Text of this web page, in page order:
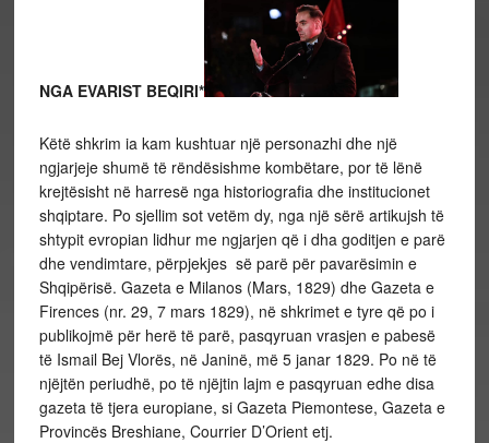
NGA EVARIST BEQIRI*
Këtë shkrim ia kam kushtuar një personazhi dhe një
ngjarjeje shumë të rëndësishme kombëtare, por të lënë
krejtësisht në harresë nga historiografia dhe institucionet
shqiptare. Po sjellim sot vetëm dy, nga një sërë artikujsh të
shtypit evropian lidhur me ngjarjen që i dha goditjen e parë
dhe vendimtare, përpjekjes së parë për pavarësimin e
Shqipërisë. Gazeta e Milanos (Mars, 1829) dhe Gazeta e
Firences (nr. 29, 7 mars 1829), në shkrimet e tyre që po i
publikojmë për herë të parë, pasqyruan vrasjen e pabesë
të Ismail Bej Vlorës, në Janinë, më 5 janar 1829. Po në të
njëjtën periudhë, po të njëjtin lajm e pasqyruan edhe disa
gazeta të tjera europiane, si Gazeta Piemontese, Gazeta e
Provincës Breshiane, Courrier D’Orient etj.